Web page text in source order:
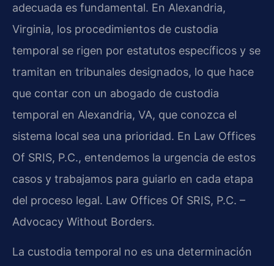
adecuada es fundamental. En Alexandria,
Virginia, los procedimientos de custodia
temporal se rigen por estatutos específicos y se
tramitan en tribunales designados, lo que hace
que contar con un abogado de custodia
temporal en Alexandria, VA, que conozca el
sistema local sea una prioridad. En Law Offices
Of SRIS, P.C., entendemos la urgencia de estos
casos y trabajamos para guiarlo en cada etapa
del proceso legal. Law Offices Of SRIS, P.C. –
Advocacy Without Borders.
La custodia temporal no es una determinación